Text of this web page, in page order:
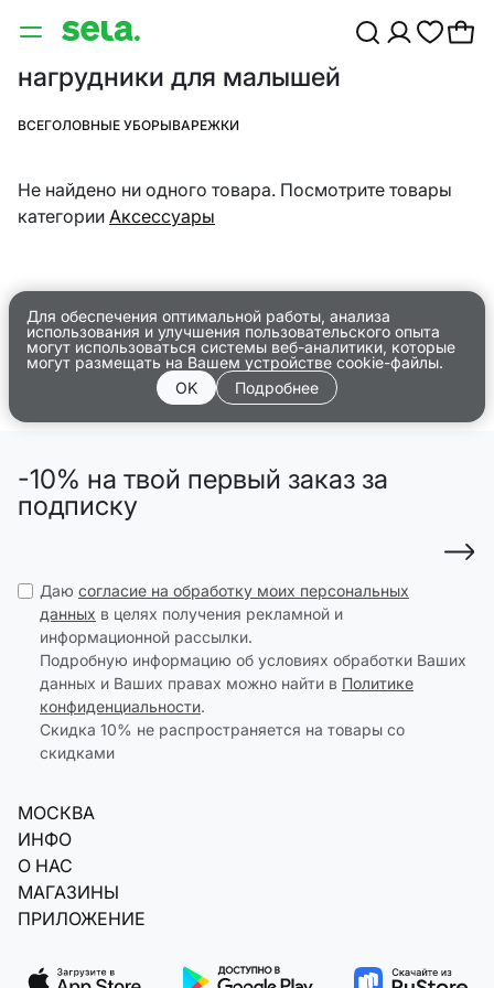
нагрудники для малышей
ВСЕГОЛОВНЫЕ УБОРЫВАРЕЖКИ
Не найдено ни одного товара. Посмотрите товары
категории Аксессуары
Для обеспечения оптимальной работы, анализа
использования и улучшения пользовательского опыта
могут использоваться системы веб-аналитики, которые
могут размещать на Вашем устройстве cookie-файлы.
OK
Подробнее
-10% на твой первый заказ за
подписку
Даю согласие на обработку моих персональных
данных в целях получения рекламной и
информационной рассылки.
Подробную информацию об условиях обработки Ваших
данных и Ваших правах можно найти в Политике
конфиденциальности.
Скидка 10% не распространяется на товары со
скидками
МОСКВА
ИНФО
О НАС
МАГАЗИНЫ
ПРИЛОЖЕНИЕ